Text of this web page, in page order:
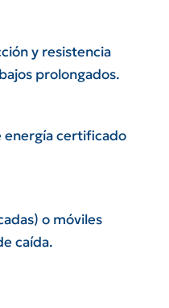
y resistencia
prolongados.
energía certificado
o móviles
caída.